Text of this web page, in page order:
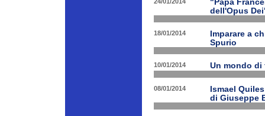
"Papa
dell'Opus
18/01/2014
Imparare a
Spurio
10/01/2014 Un mondo di
08/01/2014
Ismael
di Giuseppe